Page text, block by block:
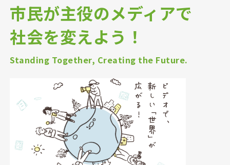
市民が主役のメディアで
社会を変えよう！
Standing Together, Creating the Future.